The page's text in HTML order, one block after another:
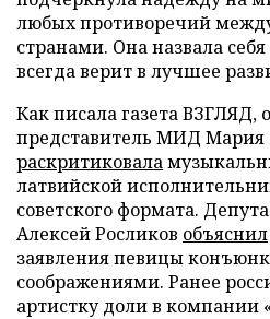
любых противоречий
странами. Она назвала
всегда верит в лучшее
Как писала газета
представитель МИД Мария
раскритиковала
латвийской
советского формата.
Алексей Росликов объяснил
заявления певицы
соображениями. Ранее
артистку доли в компании